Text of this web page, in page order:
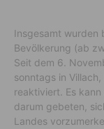
Insgesamt wurden
Bevölkerung (ab
Seit dem 6.
sonntags in
reaktiviert. Es
darum gebeten,
Landes